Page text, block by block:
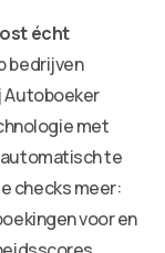
écht
bedrijven
Autoboeker
met
te
checks meer:
voor en